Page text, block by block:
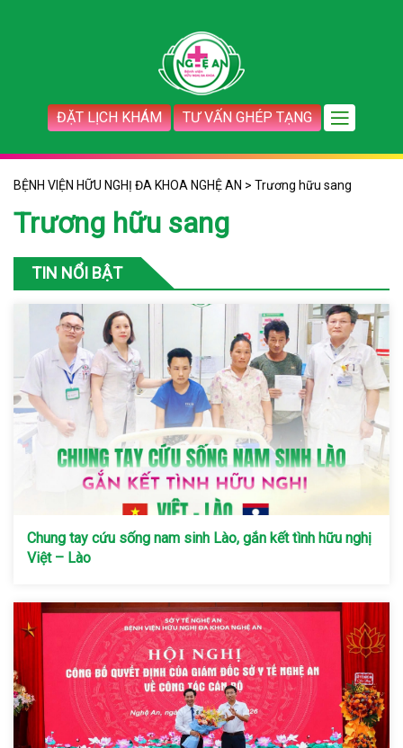
ĐẶT LỊCH KHÁM TƯ VẤN GHÉP TẠNG
BỆNH VIỆN HỮU NGHỊ ĐA KHOA NGHỆ AN > Trương hữu sang
Trương hữu sang
TIN NỔI BẬT
Chung tay cứu sống nam sinh Lào, gắn kết tình hữu nghị
Việt – Lào